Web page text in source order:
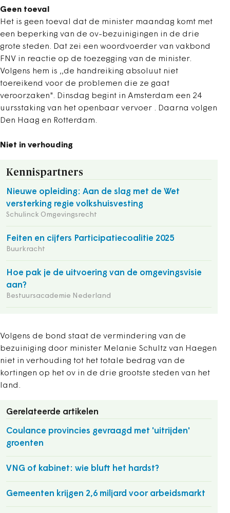
Geen toeval
Het is geen toeval dat de minister maandag komt met
een beperking van de ov-bezuinigingen in de drie
grote steden. Dat zei een woordvoerder van vakbond
FNV in reactie op de toezegging van de minister.
Volgens hem is ,,de handreiking absoluut niet
toereikend voor de problemen die ze gaat
veroorzaken". Dinsdag begint in Amsterdam een 24
uursstaking van het openbaar vervoer . Daarna volgen
Den Haag en Rotterdam.
Niet in verhouding
Kennispartners
Nieuwe opleiding: Aan de slag met de Wet
versterking regie volkshuisvesting
Schulinck Omgevingsrecht
Feiten en cijfers Participatiecoalitie 2025
Buurkracht
Hoe pak je de uitvoering van de omgevingsvisie
aan?
Bestuursacademie Nederland
Volgens de bond staat de vermindering van de
bezuiniging door minister Melanie Schultz van Haegen
niet in verhouding tot het totale bedrag van de
kortingen op het ov in de drie grootste steden van het
land.
Gerelateerde artikelen
Coulance provincies gevraagd met 'uitrijden'
groenten
VNG of kabinet: wie bluft het hardst?
Gemeenten krijgen 2,6 miljard voor arbeidsmarkt